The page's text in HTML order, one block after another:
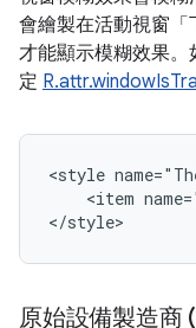
會繪製在活動視窗「
才能顯示模糊效果
定
<style
<item
原始設備製造商